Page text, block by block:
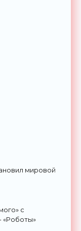
мировой
с
«Роботы»